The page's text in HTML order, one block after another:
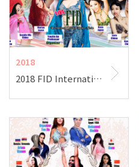
2018
2018 FID International Oriental Dance Festa 포스터